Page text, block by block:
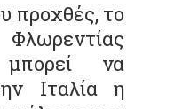
προχθές, το
να
Ιταλία η